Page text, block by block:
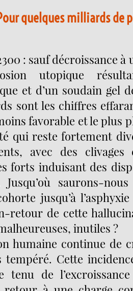
quelques milliards de
: sauf décroissance
utopique
et d’un soudain gel
sont les chiffres
favorable et le plus
qui reste fortement
avec des clivages
forts induisant des
Jusqu’où saurons-
jusqu’à
retour de cette
inutiles ?
humaine continue de
Cette
tenu de